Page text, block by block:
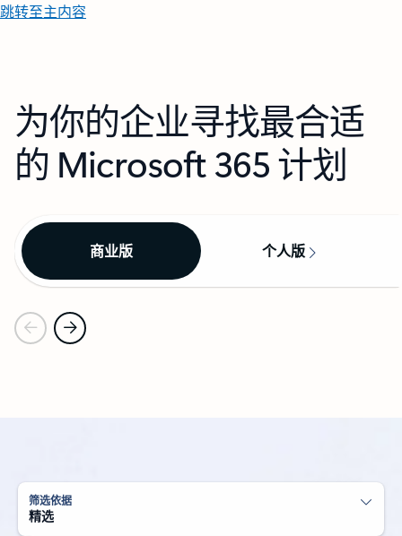
跳转至主内容
为你的企业寻找最合适
的 Microsoft 365 计划
商业版 个人版
筛选依据
精选